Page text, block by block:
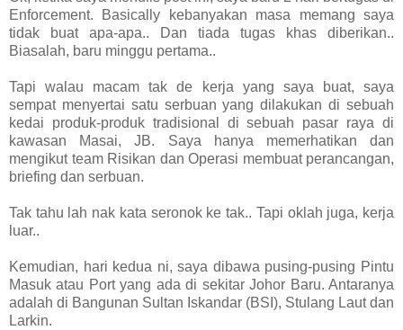
Enforcement. Basically kebanyakan masa memang saya
tidak buat apa-apa.. Dan tiada tugas khas diberikan..
Biasalah, baru minggu pertama..
Tapi walau macam tak de kerja yang saya buat, saya
sempat menyertai satu serbuan yang dilakukan di sebuah
kedai produk-produk tradisional di sebuah pasar raya di
kawasan Masai, JB. Saya hanya memerhatikan dan
mengikut team Risikan dan Operasi membuat perancangan,
briefing dan serbuan.
Tak tahu lah nak kata seronok ke tak.. Tapi oklah juga, kerja
luar..
Kemudian, hari kedua ni, saya dibawa pusing-pusing Pintu
Masuk atau Port yang ada di sekitar Johor Baru. Antaranya
adalah di Bangunan Sultan Iskandar (BSI), Stulang Laut dan
Larkin.